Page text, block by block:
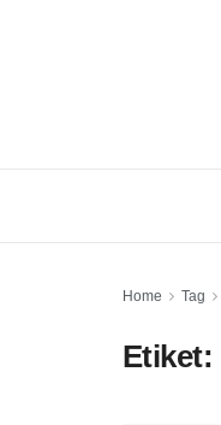
Home Tag
Etiket: